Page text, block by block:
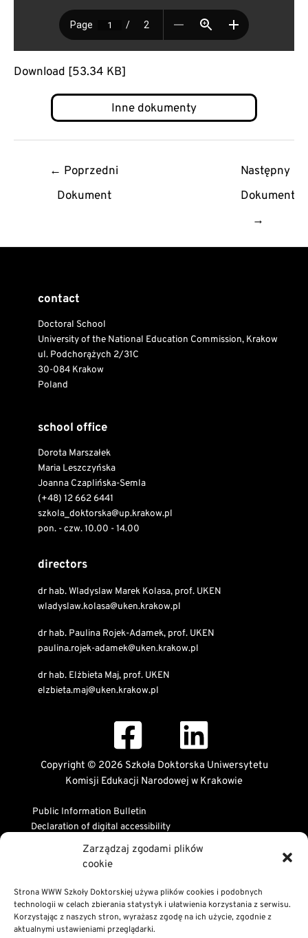
Zarządzaj zgodami plików
cookie
Strona WWW Szkoły Doktorskiej używa plików cookies i podobnych
technologii w celach zbierania statystyk i ułatwienia korzystania z serwisu.
Korzystając z naszych stron, wyrażasz zgodę na ich użycie, zgodnie z
aktualnymi ustawieniami przeglądarki.
Download [53.34 KB]
← Poprzedni
Dokument
Następny
Dokument
→
contact
Doctoral School
University of the National Education Commission, Krakow
ul. Podchorążych 2/31C
30-084 Krakow
Poland
school office
Dorota Marszałek
Maria Leszczyńska
Joanna Czaplińska-Semla
(+48) 12 662 6441
szkola_doktorska@up.krakow.pl
pon. - czw. 10.00 - 14.00
directors
dr hab. Wladyslaw Marek Kolasa, prof. UKEN
wladyslaw.kolasa@uken.krakow.pl
dr hab. Paulina Rojek-Adamek, prof. UKEN
paulina.rojek-adamek@uken.krakow.pl
dr hab. Elżbieta Maj, prof. UKEN
elzbieta.maj@uken.krakow.pl
Copyright © 2026 Szkoła Doktorska Uniwersytetu
Komisji Edukacji Narodowej w Krakowie
Public Information Bulletin
Declaration of digital accessibility
RODO Statement
Privacy and Cookies Policy